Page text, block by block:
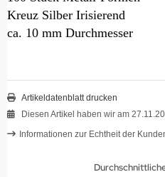
Kreuz Silber Irisierend
ca. 10 mm Durchmesser
Artikeldatenblatt drucken
Diesen Artikel haben wir am
Informationen zur Echtheit der